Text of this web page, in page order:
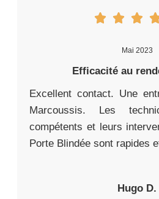
Mai 2023
Efficacité au
Excellent contact. Une
Marcoussis. Les
compétents et leurs
Porte Blindée sont rapides
Hugo D.